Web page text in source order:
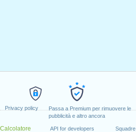
Privacy policy
Passa a Premium per rimuovere le
pubblicità e altro ancora
Calcolatore
API for developers
Squadre